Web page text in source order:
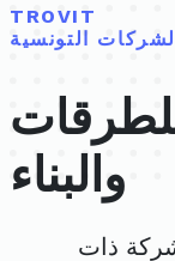
TROVIT
التونسية
والبناء
ذات